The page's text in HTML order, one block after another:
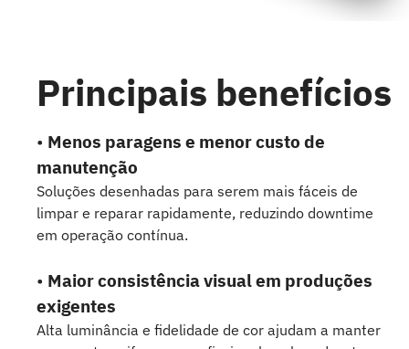
Principais benefícios
• Menos paragens e menor custo de
manutenção
Soluções desenhadas para serem mais fáceis de
limpar e reparar rapidamente, reduzindo downtime
em operação contínua.
• Maior consistência visual em produções
exigentes
Alta luminância e fidelidade de cor ajudam a manter